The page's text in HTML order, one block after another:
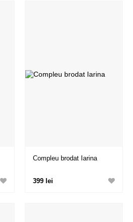
Compleu brodat Iarina
399 lei